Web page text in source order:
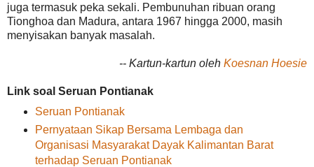
juga termasuk peka sekali. Pembunuhan ribuan orang
Tionghoa dan Madura, antara 1967 hingga 2000, masih
menyisakan banyak masalah.
-- Kartun-kartun oleh Koesnan Hoesie
Link soal Seruan Pontianak
Seruan Pontianak
Pernyataan Sikap Bersama Lembaga dan
Organisasi Masyarakat Dayak Kalimantan Barat
terhadap Seruan Pontianak